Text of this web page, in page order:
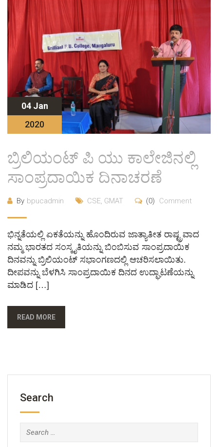
04 Jan
2020
ಬ್ರಿಲಿಯಂಟ್ ಪಿ ಯು ಕಾಲೇಜಿನಲ್ಲಿ
ಸಾಂಪ್ರದಾಯಿಕ ದಿನಾಚರಣೆ
By bpucadmin CSE, GMAT (0) Comment
ಭಿನ್ನತೆಯಲ್ಲಿ ಏಕತೆಯನ್ನು ಹೊಂದಿರುವ ಜಾತ್ಯಾತೀತ ರಾಷ್ಟ್ರವಾದ
ನಮ್ಮ ಭಾರತದ ಸಂಸ್ಕೃತಿಯನ್ನು ಬಿಂಬಿಸುವ ಸಾಂಪ್ರದಾಯಿಕ
ದಿನವನ್ನು ಬ್ರಿಲಿಯಂಟ್ ಸಭಾಂಗಣದಲ್ಲಿ ಆಚರಿಸಲಾಯಿತು.
ದೀಪವನ್ನು ಬೆಳಗಿಸಿ ಸಾಂಪ್ರದಾಯಿಕ ದಿನದ ಉದ್ಘಾಟಣೆಯನ್ನು
ಮಾಡಿದ […]
READ MORE
Search
Search
for: